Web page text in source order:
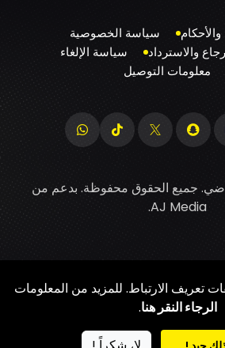
سياسة الخصوصية
والاسترداد
سياسة الإلغاء
معلومات التوصيل
جميع الحقوق محفوظة. بدعم من
AJ Media
.
تعريف الارتباط. للمزيد من المعلومات
الرجاء النقر هنا.